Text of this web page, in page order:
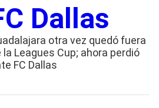
Dallas
otra vez quedó fuera
la Leagues Cup; ahora perdió
FC Dallas